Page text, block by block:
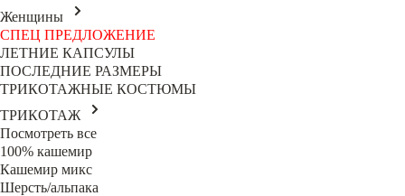
Женщины
СПЕЦ ПРЕДЛОЖЕНИЕ
ЛЕТНИЕ КАПСУЛЫ
ПОСЛЕДНИЕ РАЗМЕРЫ
ТРИКОТАЖНЫЕ КОСТЮМЫ
ТРИКОТАЖ
Посмотреть все
100% кашемир
Кашемир микс
Шерсть/альпака